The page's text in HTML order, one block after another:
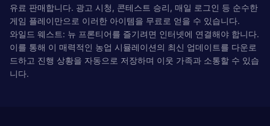
유료 판매합니다. 광고 시청, 콘테스트 승리, 매일 로그인 등 순수한
게임 플레이만으로 이러한 아이템을 무료로 얻을 수 있습니다.
와일드 웨스트: 뉴 프론티어를 즐기려면 인터넷에 연결해야 합니다.
이를 통해 이 매력적인 농업 시뮬레이션의 최신 업데이트를 다운로
드하고 진행 상황을 자동으로 저장하며 이웃 가족과 소통할 수 있습
니다.